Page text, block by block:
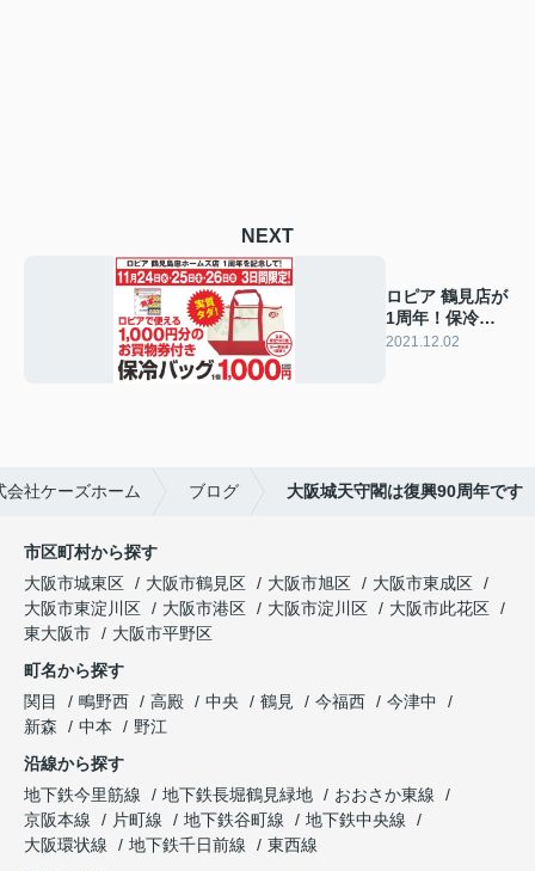
NEXT
ロピア 鶴見店が
1周年！保冷バ
ッグ企画に並び
2021.12.02
社ケーズホーム ブログ 大阪城天守閣は復興90周年です
市区町村から探す
大阪市城東区
大阪市鶴見区 大阪市旭区
大阪市東成区
大阪市東淀川区
大阪市港区 大阪市淀川区
大阪市此花区
東大阪市
大阪市平野区
町名から探す
関目
鴫野西 高殿 中央 鶴見 今福西
今津中
新森
中本
野江
沿線から探す
地下鉄今里筋線
地下鉄長堀鶴見緑地
おおさか東線
京阪本線
片町線 地下鉄谷町線
地下鉄中央線
大阪環状線
地下鉄千日前線
東西線